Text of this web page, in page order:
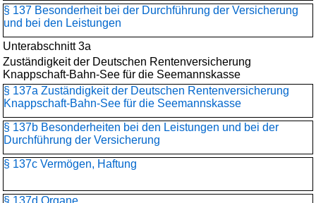
§ 137 Besonderheit bei der Durchführung der Versicherung
und bei den Leistungen
Unterabschnitt 3a
Zuständigkeit der Deutschen Rentenversicherung
Knappschaft-Bahn-See für die Seemannskasse
§ 137a Zuständigkeit der Deutschen Rentenversicherung
Knappschaft-Bahn-See für die Seemannskasse
§ 137b Besonderheiten bei den Leistungen und bei der
Durchführung der Versicherung
§ 137c Vermögen, Haftung
§ 137d Organe